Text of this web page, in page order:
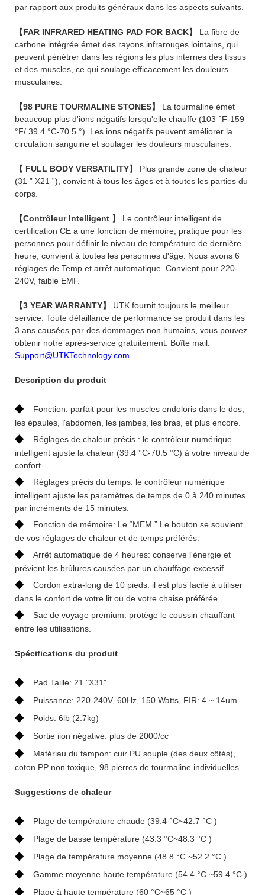
par rapport aux produits généraux dans les aspects suivants.
【FAR INFRARED HEATING PAD FOR BACK】 La fibre de
carbone intégrée émet des rayons infrarouges lointains, qui
peuvent pénétrer dans les régions les plus internes des tissus
et des muscles, ce qui soulage efficacement les douleurs
musculaires.
【98 PURE TOURMALINE STONES】 La tourmaline émet
beaucoup plus d'ions négatifs lorsqu'elle chauffe (103 °F-159
°F/ 39.4 °C-70.5 °). Les ions négatifs peuvent améliorer la
circulation sanguine et soulager les douleurs musculaires.
【 FULL BODY VERSATILITY】 Plus grande zone de chaleur
(31 ” X21 ”), convient à tous les âges et à toutes les parties du
corps.
【Contrôleur Intelligent 】 Le contrôleur intelligent de
certification CE a une fonction de mémoire, pratique pour les
personnes pour définir le niveau de température de dernière
heure, convient à toutes les personnes d'âge. Nous avons 6
réglages de Temp et arrêt automatique. Convient pour 220-
240V, faible EMF.
【3 YEAR WARRANTY】 UTK fournit toujours le meilleur
service. Toute défaillance de performance se produit dans les
3 ans causées par des dommages non humains, vous pouvez
obtenir notre après-service gratuitement. Boîte mail:
Support@UTKTechnology.com
Description du produit
◆
Fonction: parfait pour les muscles endoloris dans le dos,
les épaules, l'abdomen, les jambes, les bras, et plus encore.
◆
Réglages de chaleur précis : le contrôleur numérique
intelligent ajuste la chaleur (39.4 °C-70.5 °C) à votre niveau de
confort.
◆
Réglages précis du temps: le contrôleur numérique
intelligent ajuste les paramètres de temps de 0 à 240 minutes
par incréments de 15 minutes.
◆
Fonction de mémoire: Le “MEM ” Le bouton se souvient
de vos réglages de chaleur et de temps préférés.
◆
Arrêt automatique de 4 heures: conserve l'énergie et
prévient les brûlures causées par un chauffage excessif.
◆
Cordon extra-long de 10 pieds: il est plus facile à utiliser
dans le confort de votre lit ou de votre chaise préférée
◆
Sac de voyage premium: protège le coussin chauffant
entre les utilisations.
Spécifications du produit
◆ Pad Taille: 21 "X31"
◆ Puissance: 220-240V, 60Hz, 150 Watts, FIR: 4 ~ 14um
◆ Poids: 6lb (2.7kg)
◆ Sortie iion négative: plus de 2000/cc
◆
Matériau du tampon: cuir PU souple (des deux côtés),
coton PP non toxique, 98 pierres de tourmaline individuelles
Suggestions de chaleur
◆ Plage de température chaude (39.4 °C~42.7 °C )
◆ Plage de basse température (43.3 °C~48.3 °C )
◆ Plage de température moyenne (48.8 °C ~52.2 °C )
◆ Gamme moyenne haute température (54.4 °C ~59.4 °C )
◆ Plage à haute température (60 °C~65 °C )